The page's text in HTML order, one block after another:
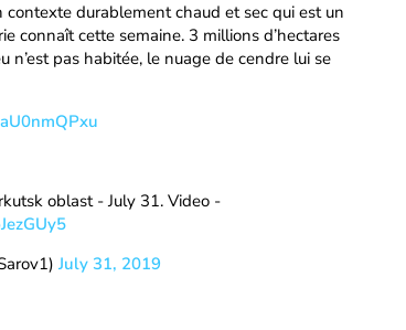
contexte durablement chaud et sec qui est un
connaît cette semaine. 3 millions d’hectares
pas habitée, le nuage de cendre lui se
oblast - July 31. Video -
July 31, 2019